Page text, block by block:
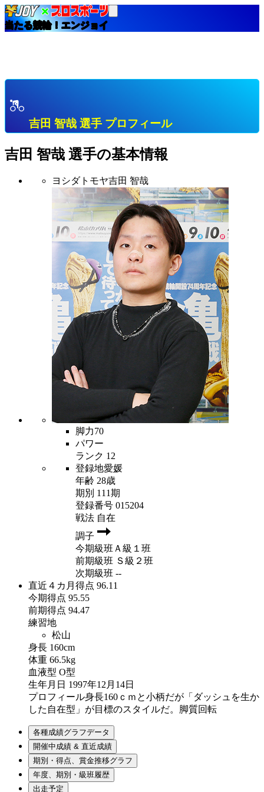
当たる競輪！エンジョイ
吉田 智哉 選手 プロフィール
吉田 智哉 選手の基本情報
ヨシダトモヤ吉田 智哉
脚力70
パワー
ランク 12
登録地愛媛
年齢 28歳
期別 111期
登録番号 015204
戦法 自在
調子
今期級班Ａ級１班
前期級班 Ｓ級２班
次期級班 --
直近４カ月得点 96.11
今期得点 95.55
前期得点 94.47
練習地
松山
身長 160cm
体重 66.5kg
血液型 O型
生年月日 1997年12月14日
プロフィール身長160ｃｍと小柄だが「ダッシュを生か
した自在型」が目標のスタイルだ。脚質回転
各種成績グラフデータ
開催中成績 & 直近成績
期別・得点、賞金推移グラフ
年度、期別・級班履歴
出走予定